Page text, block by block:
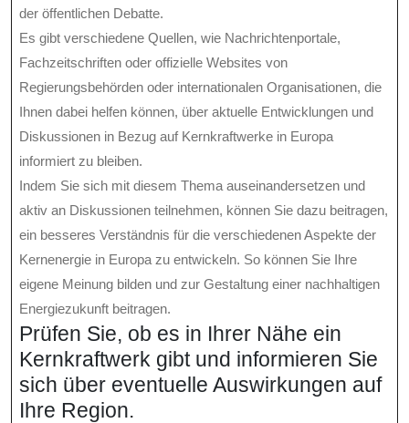
der öffentlichen Debatte.
Es gibt verschiedene Quellen, wie Nachrichtenportale,
Fachzeitschriften oder offizielle Websites von
Regierungsbehörden oder internationalen Organisationen, die
Ihnen dabei helfen können, über aktuelle Entwicklungen und
Diskussionen in Bezug auf Kernkraftwerke in Europa
informiert zu bleiben.
Indem Sie sich mit diesem Thema auseinandersetzen und
aktiv an Diskussionen teilnehmen, können Sie dazu beitragen,
ein besseres Verständnis für die verschiedenen Aspekte der
Kernenergie in Europa zu entwickeln. So können Sie Ihre
eigene Meinung bilden und zur Gestaltung einer nachhaltigen
Energiezukunft beitragen.
Prüfen Sie, ob es in Ihrer Nähe ein
Kernkraftwerk gibt und informieren Sie
sich über eventuelle Auswirkungen auf
Ihre Region.